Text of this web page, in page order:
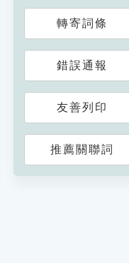
轉寄詞條
錯誤通報
友善列印
推薦關聯詞